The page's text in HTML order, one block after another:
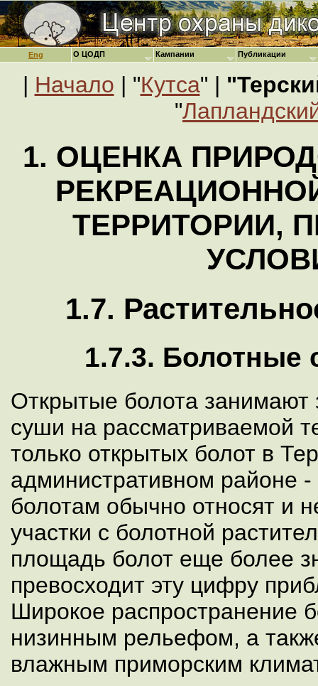
Eng
| Начало | "Кутса" |
"
1. ОЦЕНКА
ТЕРРИТОРИИ,
1.7.
1.7.3. Болотные
Открытые болота занимают
суши на рассматриваемой
только открытых болот в
административном районе -
болотам обычно относят и
участки с болотной
площадь болот еще более
превосходит эту цифру
Широкое распространение
низинным рельефом, а
влажным приморским
О ЦОДП Кампании Публикации